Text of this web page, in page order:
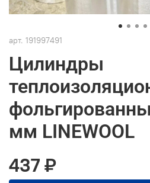
арт. 191997491
Цилиндры
мм LINEWOOL
437 ₽